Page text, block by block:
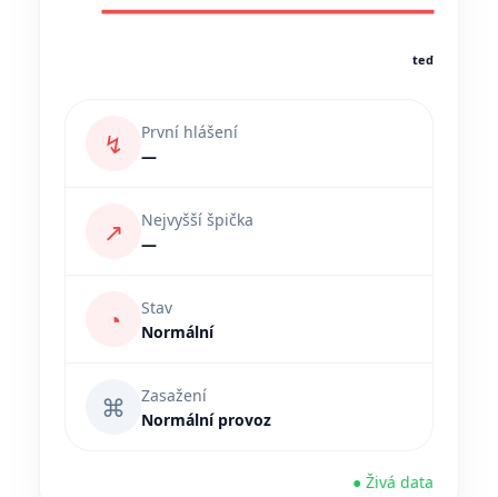
teď
↯
První hlášení
—
↗
Nejvyšší špička
—
◔
Stav
Normální
⌘
Zasažení
Normální provoz
● Živá data